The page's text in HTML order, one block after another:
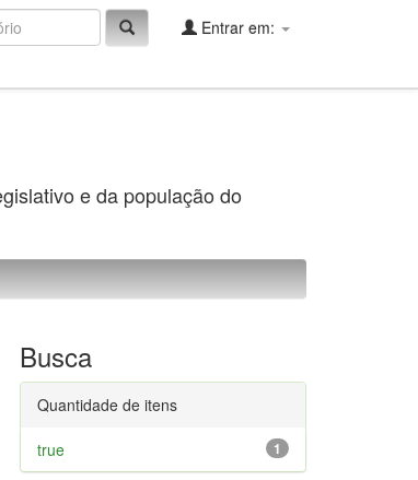
Entrar em:
e da população do
Busca
Quantidade de itens
1
true